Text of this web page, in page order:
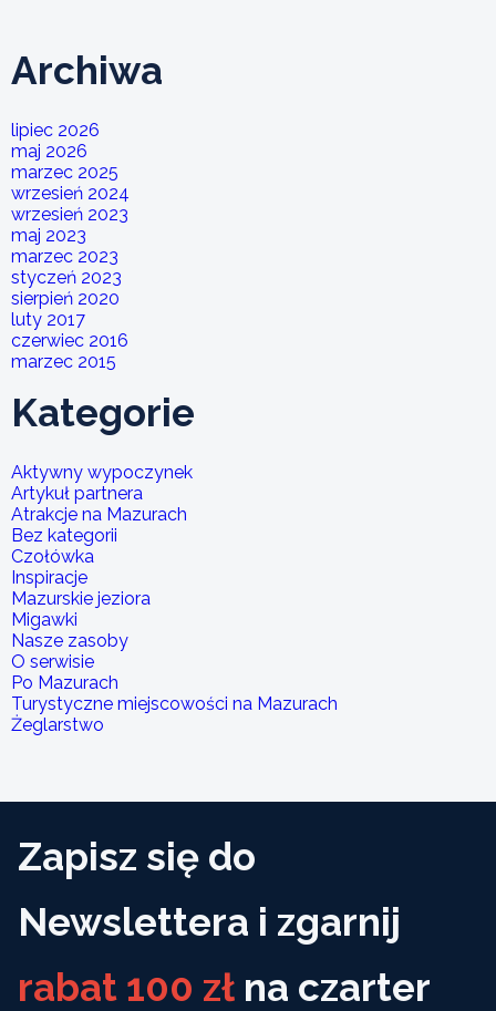
Archiwa
lipiec 2026
maj 2026
marzec 2025
wrzesień 2024
wrzesień 2023
maj 2023
marzec 2023
styczeń 2023
sierpień 2020
luty 2017
czerwiec 2016
marzec 2015
Kategorie
Aktywny wypoczynek
Artykuł partnera
Atrakcje na Mazurach
Bez kategorii
Czołówka
Inspiracje
Mazurskie jeziora
Migawki
Nasze zasoby
O serwisie
Po Mazurach
Turystyczne miejscowości na Mazurach
Żeglarstwo
Zapisz się do
Newslettera i zgarnij
rabat 100 zł na czarter